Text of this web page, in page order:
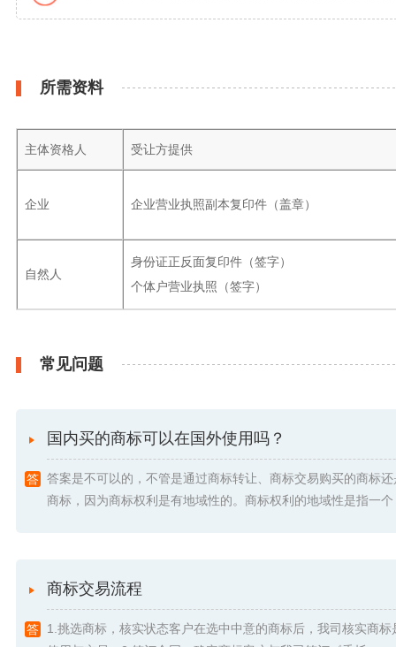
所需资料
主体资格人 受让方提供
企业 企业营业执照副本复印件（盖章）
自然人
身份证正反面复印件（签字）
个体户营业执照（签字）
常见问题
国内买的商标可以在国外使用吗？
答案是不可以的，不管是通过商标转让、商标交易购买的商标
商标，因为商标权利是有地域性的。商标权利的地域性是指一
商标交易流程
1.挑选商标，核实状态客户在选中中意的商标后，我司核实商标